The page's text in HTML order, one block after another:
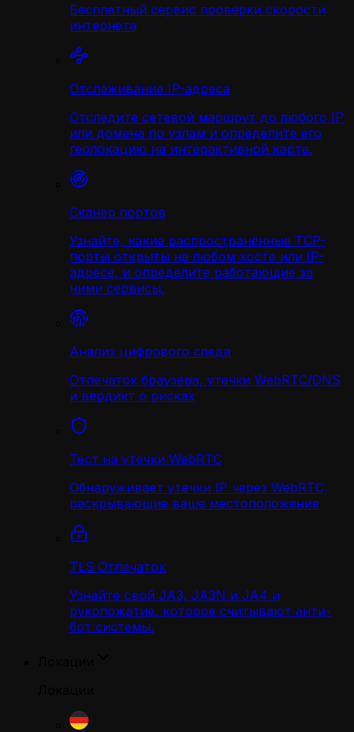
Бесплатный сервис проверки скорости
интернета
Отслеживание IP-адреса
Отследите сетевой маршрут до любого IP
или домена по узлам и определите его
геолокацию на интерактивной карте.
Сканер портов
Узнайте, какие распространённые TCP-
порты открыты на любом хосте или IP-
адресе, и определите работающие за
ними сервисы.
Анализ цифрового следа
Отпечаток браузера, утечки WebRTC/DNS
и вердикт о рисках
Тест на утечки WebRTC
Обнаруживает утечки IP через WebRTC,
раскрывающие ваше местоположение
TLS Отпечаток
Узнайте свой JA3, JA3N и JA4 и
рукопожатие, которое считывают анти-
бот системы.